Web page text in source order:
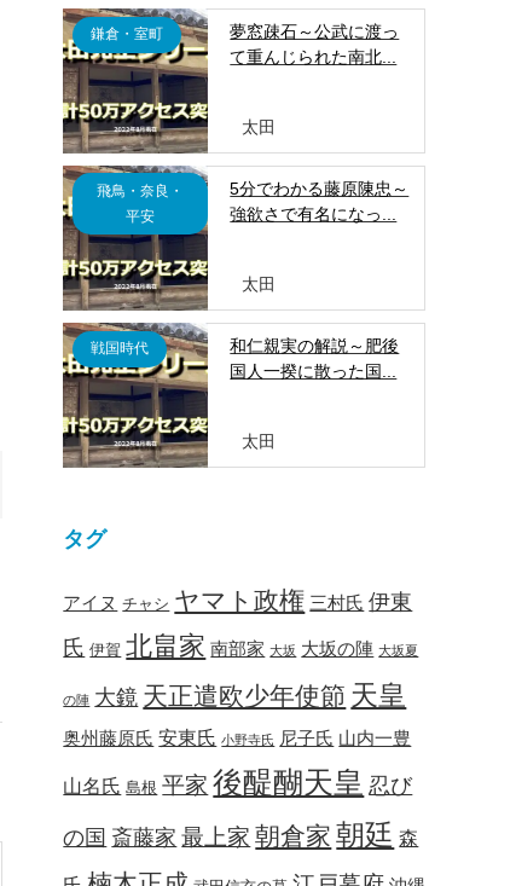
鎌倉・室町
夢窓疎石～公武に渡っ
て重んじられた南北...
太田
飛鳥・奈良・
平安
5分でわかる藤原陳忠～
強欲さで有名になっ...
太田
戦国時代
和仁親実の解説～肥後
国人一揆に散った国...
太田
タグ
アイヌ チャシ ヤマト政権 三村氏 伊東
氏 伊賀 北畠家 南部家 大坂 大坂の陣 大坂夏
の陣 大鏡 天正遣欧少年使節 天皇
奥州藤原氏 安東氏 小野寺氏 尼子氏 山内一豊
山名氏 島根 平家 後醍醐天皇 忍び
の国 斎藤家 最上家 朝倉家 朝廷 森